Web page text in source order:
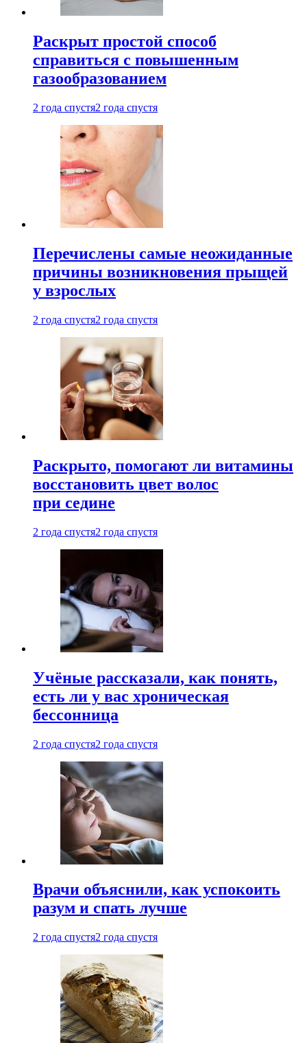
Раскрыт простой способ
справиться с повышенным
газообразованием
2 года спустя2 года спустя
Перечислены самые неожиданные
причины возникновения прыщей
у взрослых
2 года спустя2 года спустя
Раскрыто, помогают ли витамины
восстановить цвет волос
при седине
2 года спустя2 года спустя
Учёные рассказали, как понять,
есть ли у вас хроническая
бессонница
2 года спустя2 года спустя
Врачи объяснили, как успокоить
разум и спать лучше
2 года спустя2 года спустя